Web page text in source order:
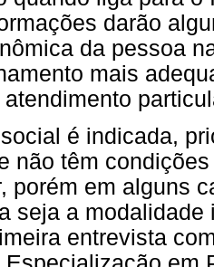
darão
da pessoa
mais
é indicada,
não têm
porém em alguns
seja a
entrevista